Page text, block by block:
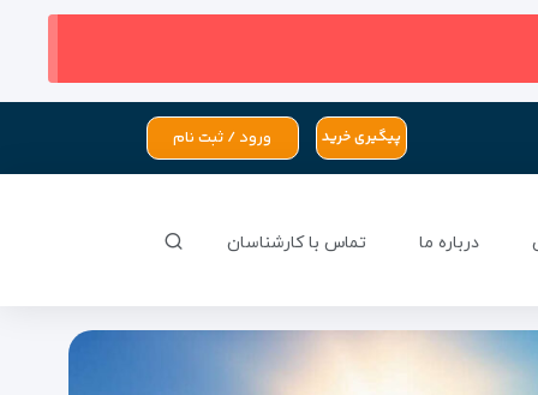
پیگیری خرید ورود / ثبت نام
درباره ما تماس با کارشناسان